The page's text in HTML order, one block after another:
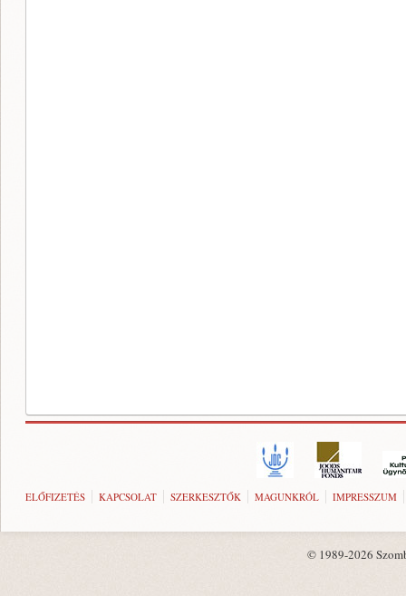
ELŐFIZETÉS KAPCSOLAT SZERKESZTŐK MAGUNKRÓL IMPRESSZUM
© 1989-2026